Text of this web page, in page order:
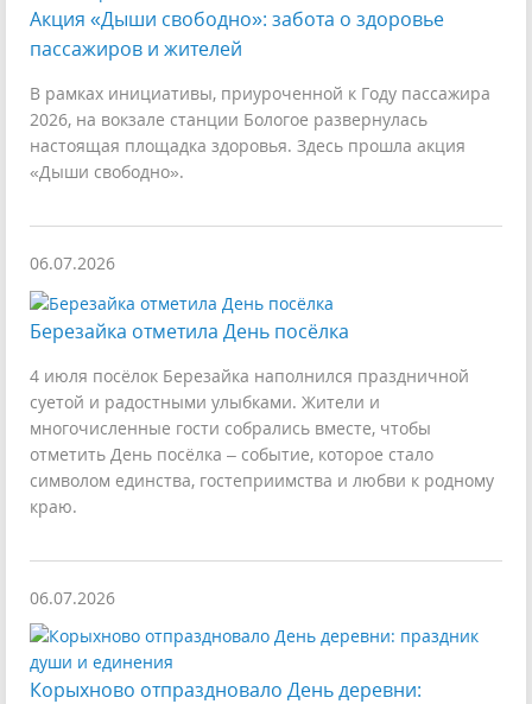
Акция «Дыши свободно»: забота о здоровье
пассажиров и жителей
В рамках инициативы, приуроченной к Году пассажира
2026, на вокзале станции Бологое развернулась
настоящая площадка здоровья. Здесь прошла акция
«Дыши свободно».
06.07.2026
Березайка отметила День посёлка
4 июля посёлок Березайка наполнился праздничной
суетой и радостными улыбками. Жители и
многочисленные гости собрались вместе, чтобы
отметить День посёлка – событие, которое стало
символом единства, гостеприимства и любви к родному
краю.
06.07.2026
Корыхново отпраздновало День деревни: